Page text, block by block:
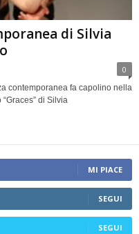
di Silvia
0
contemporanea fa capolino nella
di Silvia
MI PIACE
SEGUI
SEGUI